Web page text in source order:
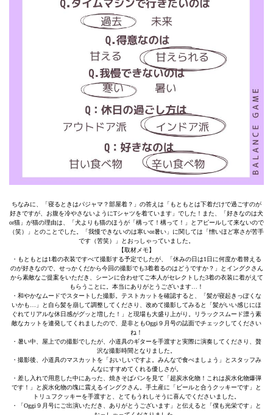
ちなみに、「寝るときはパジャマ？部屋着？」の答えは「もともとは下着だけで過ごすのが
好きですが、お腹を冷やさないようにTシャツを着ています」でした！また、「好きなのは犬
or猫」が猫の理由は、「犬よりも猫のほうが「構って！構って！」とアピールして来ないので
（笑）」とのことでした。「我慢できないのは寒いor暑い」に関しては「憎いほど寒さが苦手
です（苦笑）」とおっしゃっていました。
【取材メモ】
・もともとは1着の衣装ですべて撮影する予定でしたが、「休みの日は1日に何度か着替える
のが好きなので、せっかくだから今回の撮影でも3着着るのはどうですか？」とイングクさん
から素敵なご提案をいただき、シーンに合わせてご本人がセレクトした3着の衣装に着がえて
もらうことに。本当にありがとうございます…！
・和やかなムードでスタートした撮影。テストカットを確認すると、「髪が寝起きっぽくな
いかも…」と自ら髪を崩して調整してくださり、改めて撮影してみると「髪がいい感じにほ
ぐれてリアルな休日感がグッと増した！」と現場も大盛り上がり。リラックスムード漂う素
敵なカットを連発してくれましたので、是非ともOggi９月号の誌面でチェックしてください
ね！
・暑い中、屋上での撮影でしたが、小道具のギターを手渡すと実際に演奏してくださり、贅
沢な撮影時間となりました。
・撮影後、小道具のマスカットを「おいしいですよ。みんなで食べましょう」とスタッフみ
んなにすすめてくれる優しさが。
・差し入れで用意した中にあった、焼きそばパンを見て「超炭水化物！これは炭水化物爆弾
です！」と炭水化物の塊に震えるイングクさん。手土産に「ビールと合うクッキーです」と
トリュフクッキーを手渡すと、とてもうれしそうに喜んでくださいました。
・「Oggi９月号にご出演いただき、ありがとうございます」と伝えると「僕も光栄です」と